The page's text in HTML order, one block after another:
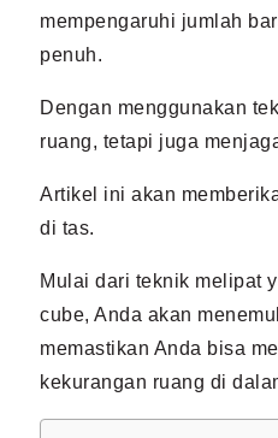
mempengaruhi jumlah
penuh.
Dengan menggunakan
ruang, tetapi juga
Artikel ini akan
di tas.
M ulai dari teknik melipat
cube, Anda akan
memastikan Anda bisa
kekurangan ruang di